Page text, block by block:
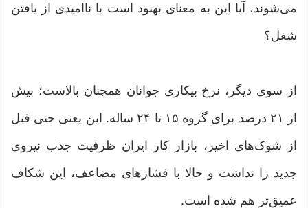
می‌شوند، آیا این به معنای بهبود است یا ناامیدی از یافتن
شغل؟
از سوی دیگر، نرخ بیکاری جوانان همچنان بالاست؛ بیش
از ۲۱ درصد برای گروه ۱۵ تا ۲۴ ساله. این یعنی حتی قبل
از شوک‌های اخیر، بازار کار ایران ظرفیت جذب نیروی
جدید را نداشت و حالا با فشار‌های مضاعف، این شکاف
عمیق‌تر هم شده است.